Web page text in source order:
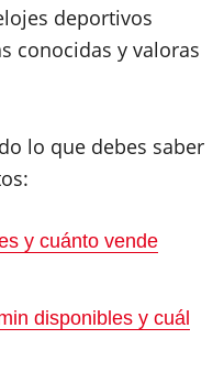
deportivos
conocidas y valoras
lo que debes saber
y cuánto vende
disponibles y cuál